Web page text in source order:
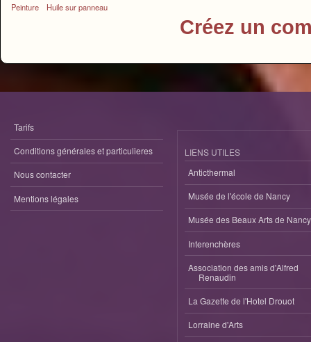
Peinture Huile sur panneau
Créez un
Tarifs
Conditions générales et particulieres
Nous contacter
Mentions légales
LIENS UTILES
Anticthermal
Musée de l'école de Nancy
Musée des Beaux Arts de Nancy
Interenchères
Association des amis d'Alfred
Renaudin
La Gazette de l'Hotel Drouot
Lorraine d'Arts